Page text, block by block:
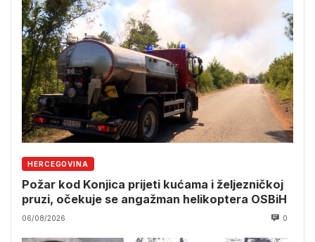
HERCEGOVINA
Požar kod Konjica prijeti kućama i željezničkoj
pruzi, očekuje se angažman helikoptera OSBiH
06/08/2026 0